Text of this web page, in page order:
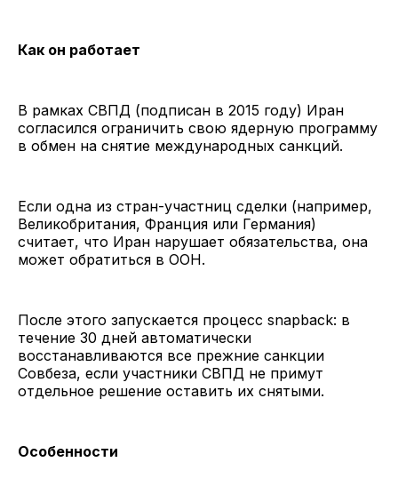
Как он работает
В рамках СВПД (подписан в 2015 году) Иран
согласился ограничить свою ядерную программу
в обмен на снятие международных санкций.
Если одна из стран-участниц сделки (например,
Великобритания, Франция или Германия)
считает, что Иран нарушает обязательства, она
может обратиться в ООН.
После этого запускается процесс snapback: в
течение 30 дней автоматически
восстанавливаются все прежние санкции
Совбеза, если участники СВПД не примут
отдельное решение оставить их снятыми.
Особенности